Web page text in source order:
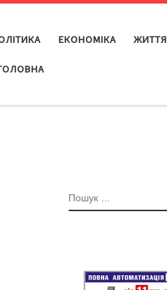
ЕКОНОМІКА ЖИТТЯ